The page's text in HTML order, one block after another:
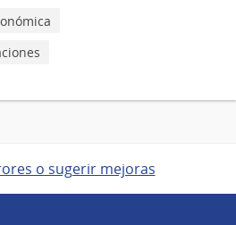
o sugerir mejoras